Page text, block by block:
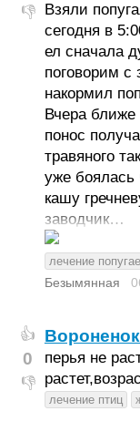
👎 Взяли
сегодня в
ел сначала
поговорим с
накормил
Вчера ближе
понос
травяного
уже боялась
кашу
заводчик…
лечение
Безымянная
👍
0
👎
перья не
лечение птиц